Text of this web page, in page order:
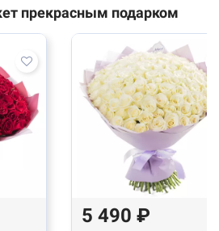
прекрасным подарком
5 490 ₽